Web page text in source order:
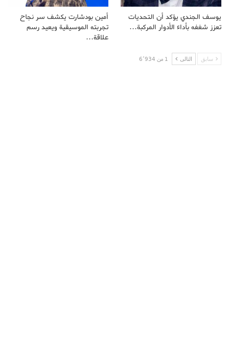
يوسف الجندي يؤكد أن التحديات
تعزز شغفه بأداء الأدوار المركبة…
أمين بودشارت يكشف سر نجاح
تجربته الموسيقية ويعيد رسم
علاقة…
سابق التالى 1 من 6٬934